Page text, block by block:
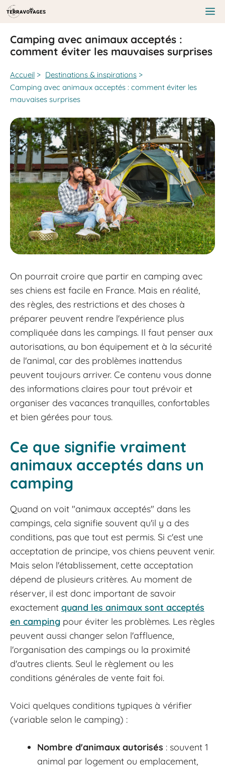
Aller
au
contenu
Camping avec animaux acceptés :
comment éviter les mauvaises surprises
Accueil > Destinations & inspirations >
Camping avec animaux acceptés : comment éviter les
mauvaises surprises
On pourrait croire que partir en camping avec
ses chiens est facile en France. Mais en réalité,
des règles, des restrictions et des choses à
préparer peuvent rendre l'expérience plus
compliquée dans les campings. Il faut penser aux
autorisations, au bon équipement et à la sécurité
de l'animal, car des problèmes inattendus
peuvent toujours arriver. Ce contenu vous donne
des informations claires pour tout prévoir et
organiser des vacances tranquilles, confortables
et bien gérées pour tous.
Ce que signifie vraiment
animaux acceptés dans un
camping
Quand on voit "animaux acceptés" dans les
campings, cela signifie souvent qu'il y a des
conditions, pas que tout est permis. Si c'est une
acceptation de principe, vos chiens peuvent venir.
Mais selon l'établissement, cette acceptation
dépend de plusieurs critères. Au moment de
réserver, il est donc important de savoir
exactement quand les animaux sont acceptés
en camping pour éviter les problèmes. Les règles
peuvent aussi changer selon l'affluence,
l'organisation des campings ou la proximité
d'autres clients. Seul le règlement ou les
conditions générales de vente fait foi.
Voici quelques conditions typiques à vérifier
(variable selon le camping) :
Nombre d'animaux autorisés : souvent 1
animal par logement ou emplacement,